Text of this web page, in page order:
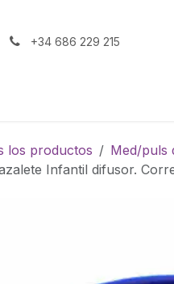
+34 686 229 215
los productos
Med/puls
Infantil difusor.